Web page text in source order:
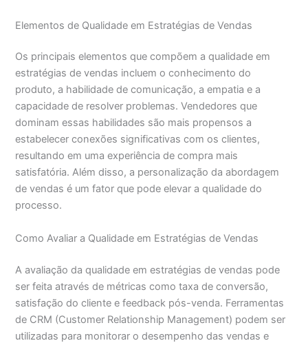
Elementos de Qualidade em Estratégias de Vendas
Os principais elementos que compõem a qualidade em
estratégias de vendas incluem o conhecimento do
produto, a habilidade de comunicação, a empatia e a
capacidade de resolver problemas. Vendedores que
dominam essas habilidades são mais propensos a
estabelecer conexões significativas com os clientes,
resultando em uma experiência de compra mais
satisfatória. Além disso, a personalização da abordagem
de vendas é um fator que pode elevar a qualidade do
processo.
Como Avaliar a Qualidade em Estratégias de Vendas
A avaliação da qualidade em estratégias de vendas pode
ser feita através de métricas como taxa de conversão,
satisfação do cliente e feedback pós-venda. Ferramentas
de CRM (Customer Relationship Management) podem ser
utilizadas para monitorar o desempenho das vendas e